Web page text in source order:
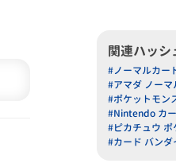
関連ハッシ
#ノーマルカー
#アマダ ノーマ
#ポケットモン
#Nintendo カ
#ピカチュウ ポ
#カード バンダ